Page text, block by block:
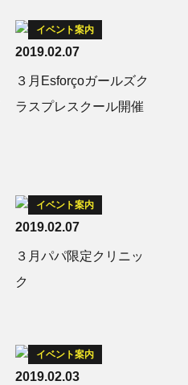
イベント案内
2019.02.07
３月Esforçoガールズク
ラスプレスクール開催
イベント案内
2019.02.07
３月パパ限定クリニッ
ク
イベント案内
2019.02.03